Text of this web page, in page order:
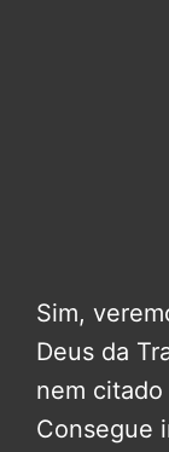
Sim,
Deus da
nem
Consegue